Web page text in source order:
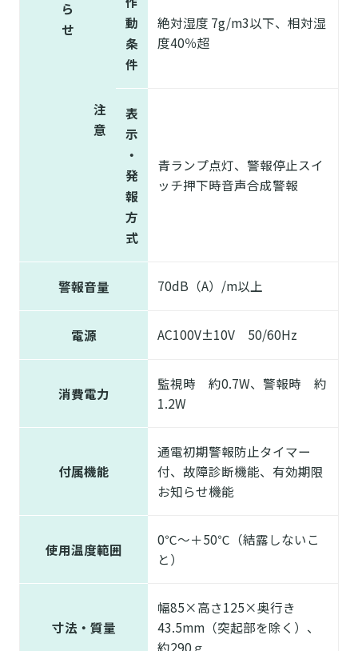
ら
せ
注
意
動
条
件
絶対湿度 7g/m3以下、相対湿
度40％超
表
示
・
発
報
方
式
青ランプ点灯、警報停止スイ
ッチ押下時音声合成警報
警報音量 70dB（A）/m以上
電源 AC100V±10V 50/60Hz
消費電力
監視時 約0.7W、警報時 約
1.2W
付属機能
通電初期警報防止タイマー
付、故障診断機能、有効期限
お知らせ機能
使用温度範囲
0℃～＋50℃（結露しないこ
と）
寸法・質量
幅85×高さ125×奥行き
43.5mm（突起部を除く）、
約290ｇ